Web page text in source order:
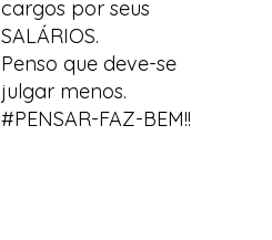
cargos por seus
SALÁRIOS.
Penso que deve-se
julgar menos.
#PENSAR-FAZ-BEM!!